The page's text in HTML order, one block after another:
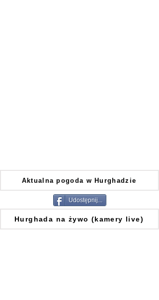
Aktualna pogoda w Hurghadzie
Udostępnij...
Hurghada na żywo (kamery live)